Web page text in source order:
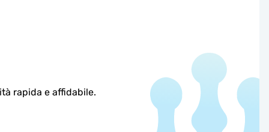
rapida e affidabile.